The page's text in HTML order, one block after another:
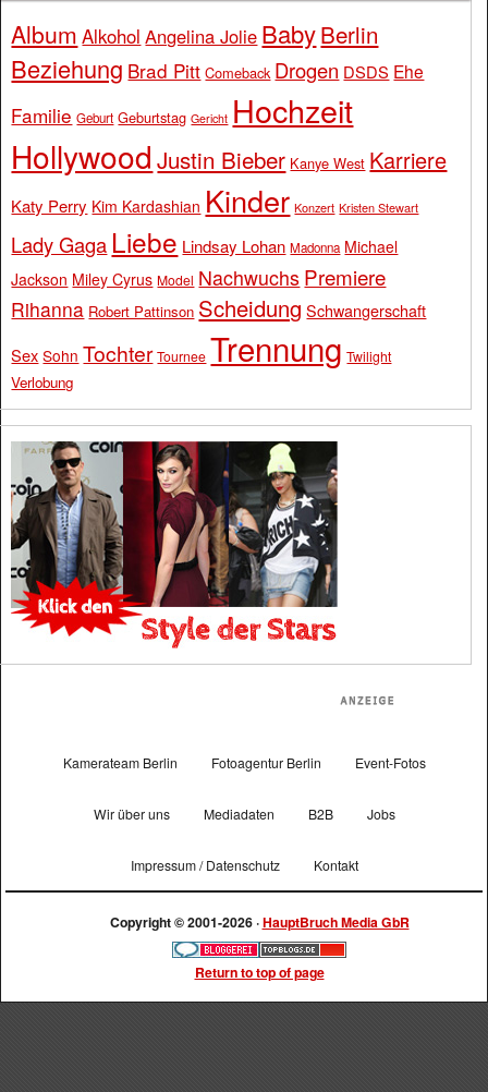
Album Alkohol Angelina Jolie BabyBerlin
Beziehung Brad Pitt Comeback Drogen DSDS Ehe
Familie Geburt Geburtstag Gericht Hochzeit
Hollywood Justin Bieber Kanye West Karriere
Katy Perry Kim Kardashian Kinder Konzert Kristen Stewart
Lady Gaga Liebe Lindsay Lohan Madonna Michael
Jackson Miley Cyrus Model Nachwuchs Premiere
Rihanna Robert Pattinson Scheidung Schwangerschaft
Sex Sohn Tochter Tournee Trennung Twilight
Verlobung
Kamerateam Berlin Fotoagentur Berlin Event-Fotos
Wir über uns Mediadaten B2B Jobs
Impressum / Datenschutz Kontakt
Copyright © 2001-2026 ·HauptBruch Media GbR
Return to top of page